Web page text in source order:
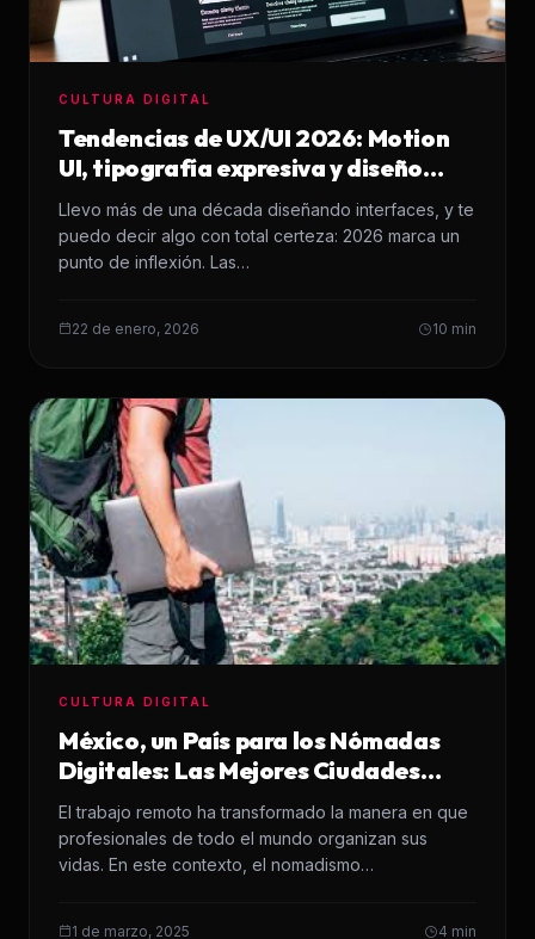
CULTURA DIGITAL
Tendencias de UX/UI 2026: Motion
UI, tipografía expresiva y diseño
orgánico
Llevo más de una década diseñando interfaces, y te
puedo decir algo con total certeza: 2026 marca un
punto de inflexión. Las…
22 de enero, 2026 10 min
CULTURA DIGITAL
México, un País para los Nómadas
Digitales: Las Mejores Ciudades
para Trabajar de Forma Remota
El trabajo remoto ha transformado la manera en que
profesionales de todo el mundo organizan sus
vidas. En este contexto, el nomadismo…
1 de marzo, 2025 4 min